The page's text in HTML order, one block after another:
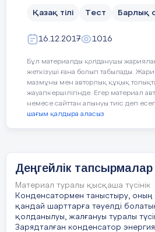
Жер жүзі
Оқулық
Жүз
Туынды
сөздер
Жұрнақтар
жасалған
Қазақ тілі Тест Барлық
16.12.2017 1016
Бұл материалды қолданушы
жеткізуші ғана болып табылады.
мазмұны мен авторлық құқық
жауапкершілігінде. Егер материал
немесе сайттан алынуы тиіс деп
шағым қалдыра аласыз
Деңгейлік тапсырмалар
Материал туралы қысқаша түсінік
Конденсатормен таныстыру,
қандай шарттарға тәуелді
қолданылуы, жалғануы туралы
Зарядталған конденсатор